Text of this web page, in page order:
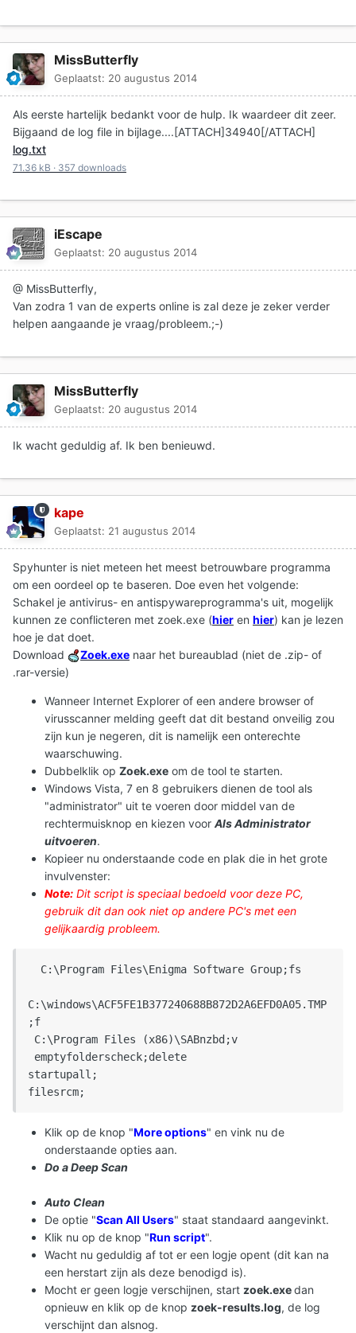
MissButterfly
Geplaatst: 20 augustus 2014
Als eerste hartelijk bedankt voor de hulp. Ik waardeer dit zeer.
Bijgaand de log file in bijlage....[ATTACH]34940[/ATTACH]
log.txt
71.36 kB · 357 downloads
iEscape
Geplaatst: 20 augustus 2014
@ MissButterfly,
Van zodra 1 van de experts online is zal deze je zeker verder
helpen aangaande je vraag/probleem.;-)
MissButterfly
Geplaatst: 20 augustus 2014
Ik wacht geduldig af. Ik ben benieuwd.
kape
Geplaatst: 21 augustus 2014
Spyhunter is niet meteen het meest betrouwbare programma
om een oordeel op te baseren. Doe even het volgende:
Schakel je antivirus- en antispywareprogramma's uit, mogelijk
kunnen ze conflicteren met zoek.exe (hier en hier) kan je lezen
hoe je dat doet.
Download
Zoek.exe naar het bureaublad (niet de .zip- of
.rar-versie)
Wanneer Internet Explorer of een andere browser of
virusscanner melding geeft dat dit bestand onveilig zou
zijn kun je negeren, dit is namelijk een onterechte
waarschuwing.
Dubbelklik op Zoek.exe om de tool te starten.
Windows Vista, 7 en 8 gebruikers dienen de tool als
"administrator" uit te voeren door middel van de
rechtermuisknop en kiezen voor Als Administrator
uitvoeren.
Kopieer nu onderstaande code en plak die in het grote
invulvenster:
Note: Dit script is speciaal bedoeld voor deze PC,
gebruik dit dan ook niet op andere PC's met een
gelijkaardig probleem.
C:\windows\ACF5FE1B377240688B872D2A6EFD0A05.TMP
;f
startupall;
filesrcm;
Klik op de knop "More options" en vink nu de
onderstaande opties aan.
Do a Deep Scan
Auto Clean
De optie "Scan All Users" staat standaard aangevinkt.
Klik nu op de knop "Run script".
Wacht nu geduldig af tot er een logje opent (dit kan na
een herstart zijn als deze benodigd is).
Mocht er geen logje verschijnen, start zoek.exedan
opnieuw en klik op de knop zoek-results.log, de log
verschijnt dan alsnog.